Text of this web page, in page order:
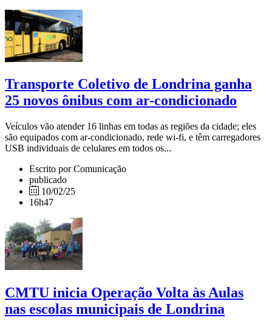
Transporte Coletivo de Londrina ganha
25 novos ônibus com ar-condicionado
Veículos vão atender 16 linhas em todas as regiões da cidade; eles
são equipados com ar-condicionado, rede wi-fi, e têm carregadores
USB individuais de celulares em todos os...
Escrito por Comunicação
publicado
10/02/25
16h47
CMTU inicia Operação Volta às Aulas
nas escolas municipais de Londrina